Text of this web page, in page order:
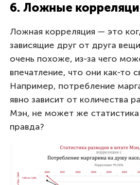
6. Ложные
Ложная корреляция — это
зависящие друг от друга
очень похоже, из-за чего
впечатление, что они как-то
Например, потребление
явно зависит от количества
Мэн, не может же
правда?